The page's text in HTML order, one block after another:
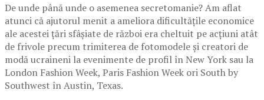
De unde până unde o asemenea secretomanie? Am aflat
atunci că ajutorul menit a ameliora dificultățile economice
ale acestei țări sfâșiate de război era cheltuit pe acțiuni atât
de frivole precum trimiterea de fotomodele și creatori de
modă ucraineni la evenimente de profil în New York sau la
London Fashion Week, Paris Fashion Week ori South by
Southwest în Austin, Texas.